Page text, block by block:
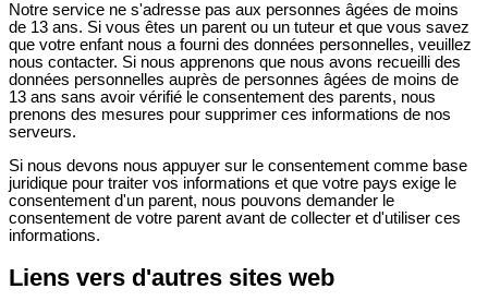
Notre service ne s'adresse pas aux personnes âgées de moins
de 13 ans. Si vous êtes un parent ou un tuteur et que vous savez
que votre enfant nous a fourni des données personnelles, veuillez
nous contacter. Si nous apprenons que nous avons recueilli des
données personnelles auprès de personnes âgées de moins de
13 ans sans avoir vérifié le consentement des parents, nous
prenons des mesures pour supprimer ces informations de nos
serveurs.
Si nous devons nous appuyer sur le consentement comme base
juridique pour traiter vos informations et que votre pays exige le
consentement d'un parent, nous pouvons demander le
consentement de votre parent avant de collecter et d'utiliser ces
informations.
Liens vers d'autres sites web